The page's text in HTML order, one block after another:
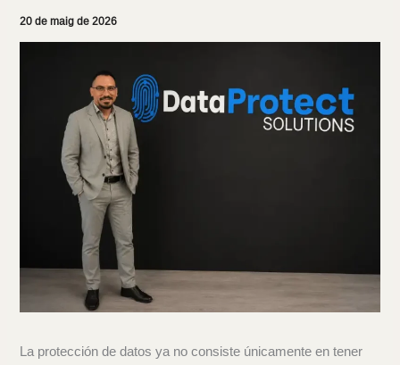
20 de maig de 2026
La protección de datos ya no consiste únicamente en tener